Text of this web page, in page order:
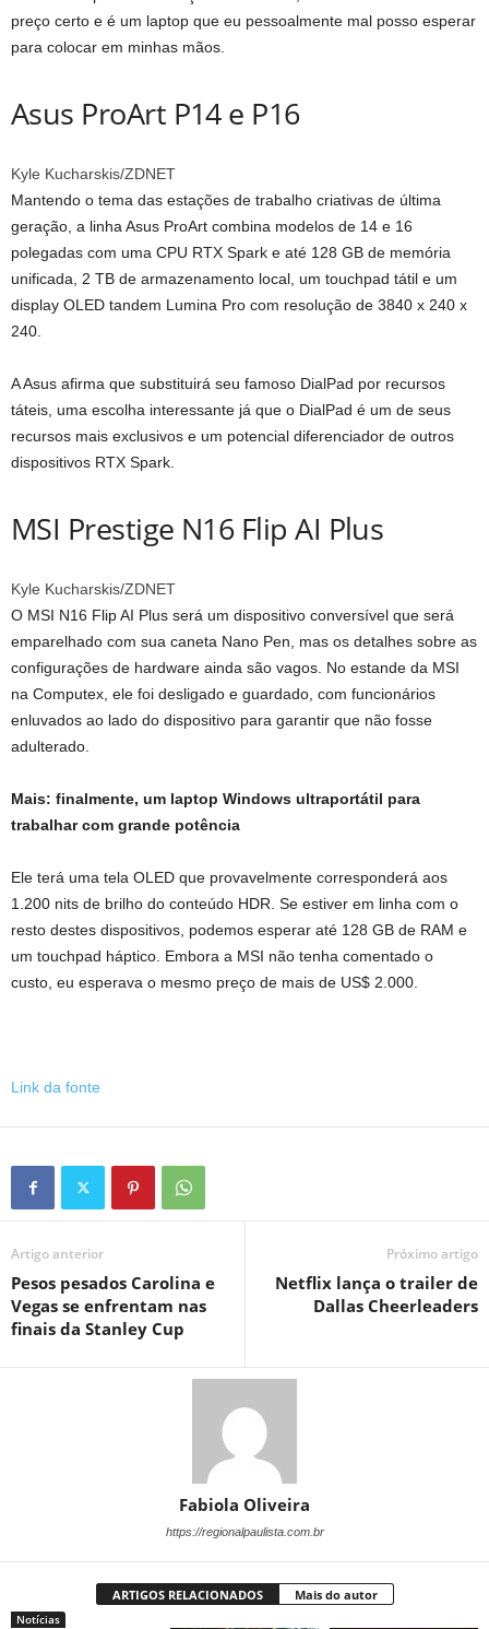
preço certo e é um laptop que eu pessoalmente mal posso esperar
para colocar em minhas mãos.
Asus ProArt P14 e P16
Kyle Kucharskis/ZDNET
Mantendo o tema das estações de trabalho criativas de última
geração, a linha Asus ProArt combina modelos de 14 e 16
polegadas com uma CPU RTX Spark e até 128 GB de memória
unificada, 2 TB de armazenamento local, um touchpad tátil e um
display OLED tandem Lumina Pro com resolução de 3840 x 240 x
240.
A Asus afirma que substituirá seu famoso DialPad por recursos
táteis, uma escolha interessante já que o DialPad é um de seus
recursos mais exclusivos e um potencial diferenciador de outros
dispositivos RTX Spark.
MSI Prestige N16 Flip AI Plus
Kyle Kucharskis/ZDNET
O MSI N16 Flip AI Plus será um dispositivo conversível que será
emparelhado com sua caneta Nano Pen, mas os detalhes sobre as
configurações de hardware ainda são vagos. No estande da MSI
na Computex, ele foi desligado e guardado, com funcionários
enluvados ao lado do dispositivo para garantir que não fosse
adulterado.
Mais: finalmente, um laptop Windows ultraportátil para
trabalhar com grande potência
Ele terá uma tela OLED que provavelmente corresponderá aos
1.200 nits de brilho do conteúdo HDR. Se estiver em linha com o
resto destes dispositivos, podemos esperar até 128 GB de RAM e
um touchpad háptico. Embora a MSI não tenha comentado o
custo, eu esperava o mesmo preço de mais de US$ 2.000.
Link da fonte
Artigo anterior
Pesos pesados ​​Carolina e
Vegas se enfrentam nas
finais da Stanley Cup
Próximo artigo
Netflix lança o trailer de
Dallas Cheerleaders
Fabiola Oliveira
https://regionalpaulista.com.br
ARTIGOS RELACIONADOS Mais do autor
Notícias